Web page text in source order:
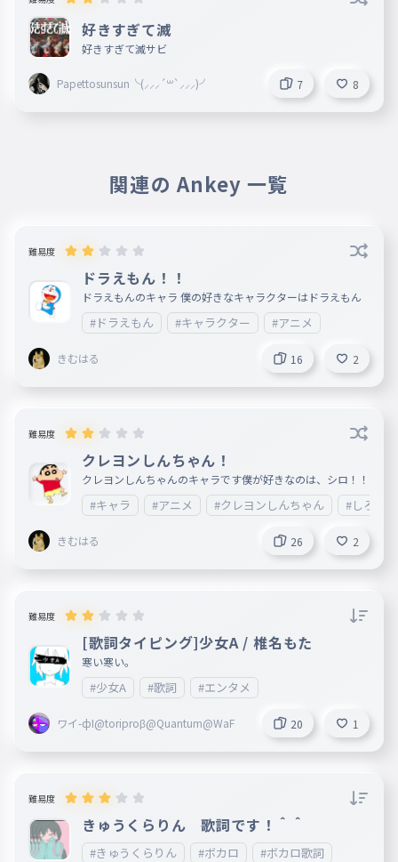
好きすぎて滅
好きすぎて滅サビ
Papettosunsun╰(⸝⸝⸝´꒳`⸝⸝⸝)╯ 7 8
関連の Ankey 一覧
難易度
ドラえもん！！
ドラえもんのキャラ 僕の好きなキャラクターはドラえもん
#ドラえもん #キャラクター #アニメ
きむはる 16 2
難易度
クレヨンしんちゃん！
クレヨンしんちゃんのキャラです僕が好きなのは、シロ！！
#キャラ #アニメ #クレヨンしんちゃん #しろ
きむはる 26 2
難易度
[歌詞タイピング]少女A / 椎名もた
寒い寒い。
#少女A #歌詞 #エンタメ
ワイ-фI@toriproβ@Quantum@WaF 20 1
難易度
きゅうくらりん 歌詞です！＾＾
#きゅうくらりん #ボカロ #ボカロ歌詞